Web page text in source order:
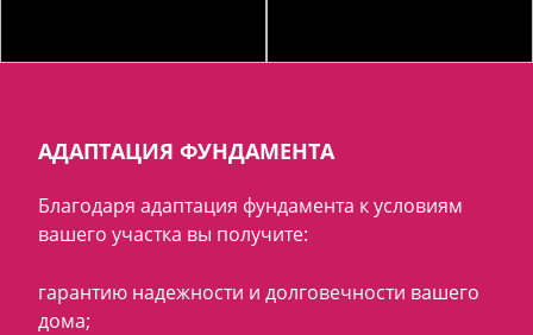
АДАПТАЦИЯ ФУНДАМЕНТА
Благодаря адаптация фундамента к условиям
вашего участка вы получите:
гарантию надежности и долговечности вашего
дома;